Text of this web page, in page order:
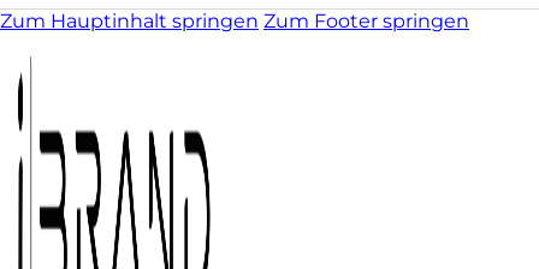
Zum Hauptinhalt springen Zum Footer springen